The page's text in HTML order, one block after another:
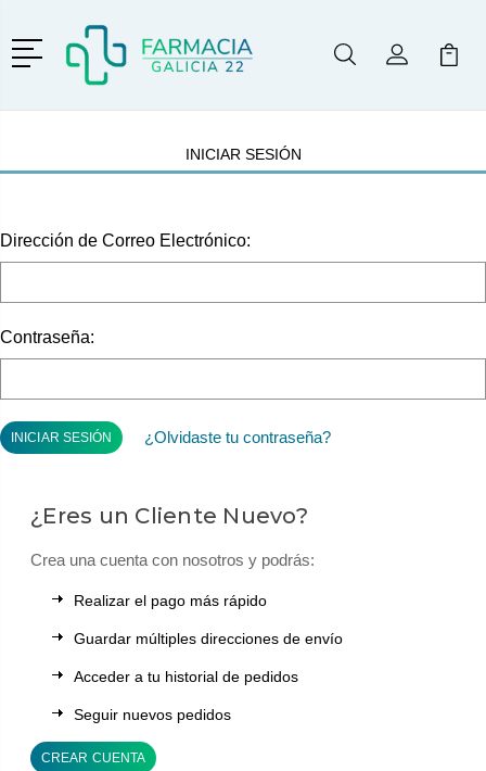
Menú
BuscarMi Cuenta
Mi
INICIAR SESIÓN
Dirección de Correo Electrónico:
Contraseña:
¿Olvidaste tu contraseña?
¿Eres un Cliente Nuevo?
Crea una cuenta con nosotros y podrás:
Realizar el pago más rápido
Guardar múltiples direcciones de envío
Acceder a tu historial de pedidos
Seguir nuevos pedidos
CREAR CUENTA